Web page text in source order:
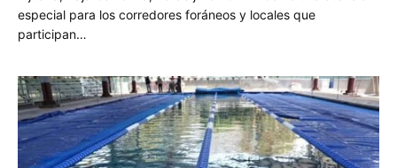
especial para los corredores foráneos y locales que
participan…